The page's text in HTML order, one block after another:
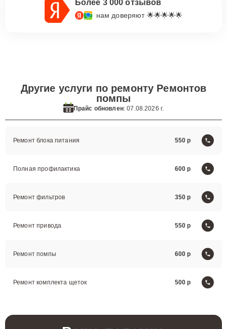
Более 3 000 отзывов
нам доверяют 🌟🌟🌟🌟🌟
Другие услуги по ремонту Ремонтов
помпы
Прайс обновлен: 07.08.2026 г.
Ремонт блока питания 550
Полная профилактика 600
Ремонт фильтров 350
Ремонт привода 550
Ремонт помпы 600
Ремонт комплекта щеток 500